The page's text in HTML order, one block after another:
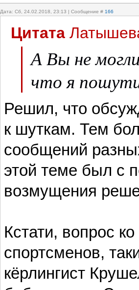
Дата: Сб, 24.02.2018, 23:13 | Сообщение # 166
Цитата
А Вы не
что я
Решил, что
к шуткам. Тем
сообщений
этой теме был с
возмущения
Кстати, вопрос
спортсменов,
кёрлингист